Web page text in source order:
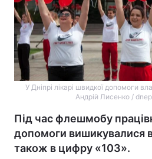
У Дніпрі лікарі швидкої допомоги
Андрій Лисенко /
Під час флешмобу
допомоги вишикувалися
також в цифру «103».